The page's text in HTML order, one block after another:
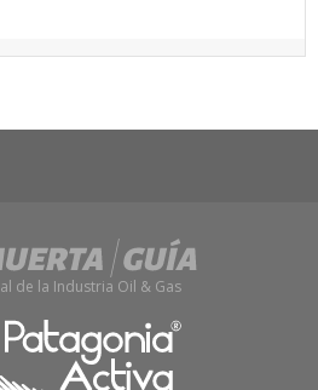
de la Industria Oil & Gas